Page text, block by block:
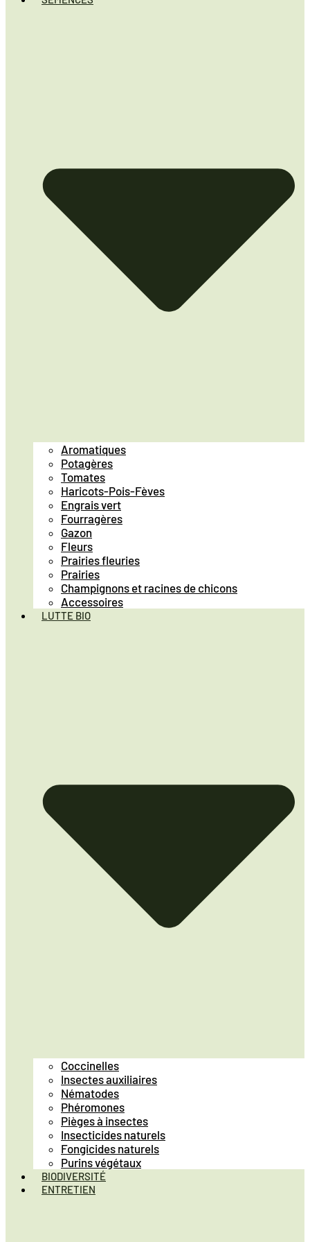
Aromatiques
Potagères
Tomates
Haricots-Pois-Fèves
Engrais vert
Fourragères
Gazon
Fleurs
Prairies fleuries
Prairies
Champignons et racines de chicons
Accessoires
LUTTE BIO
Coccinelles
Insectes auxiliaires
Nématodes
Phéromones
Pièges à insectes
Insecticides naturels
Fongicides naturels
Purins végétaux
BIODIVERSITÉ
ENTRETIEN